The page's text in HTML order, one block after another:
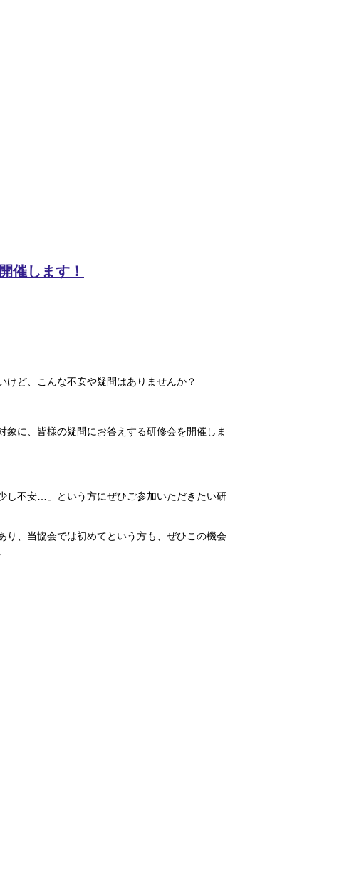
催します！
ど、こんな不安や疑問はありませんか？
に、皆様の疑問にお答えする研修会を開催しま
し不安…」という方にぜひご参加いただきたい研
り、当協会では初めてという方も、ぜひこの機会